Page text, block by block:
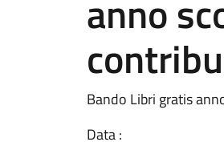
anno
Bando Libri gratis
Data :